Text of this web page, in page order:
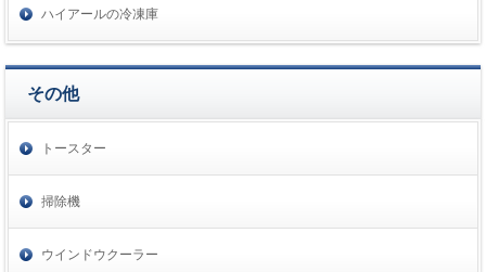
ハイアールの冷凍庫
その他
トースター
掃除機
ウインドウクーラー